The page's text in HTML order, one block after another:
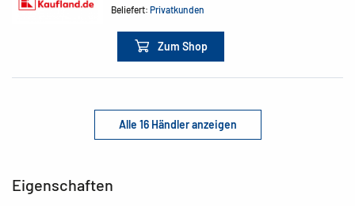
Beliefert:Privatkunden
Zum Shop
Alle 16 Händler anzeigen
Eigenschaften